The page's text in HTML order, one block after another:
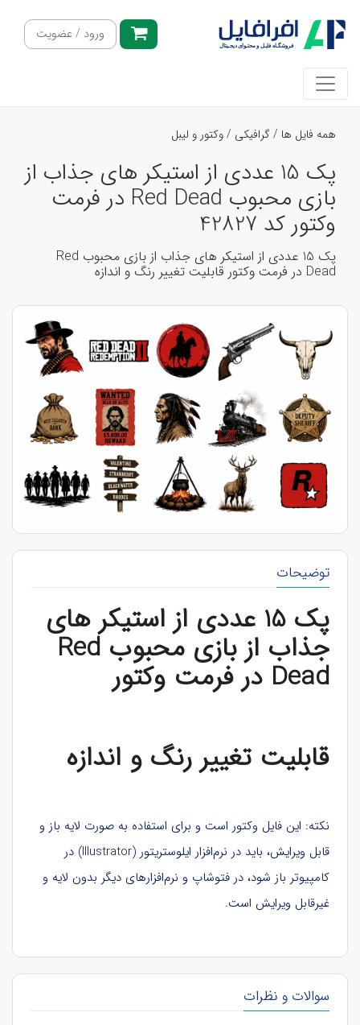
ورود / عضویت
همه فایل ها /گرافیکی /وکتور و لیبل
پک 15 عددی از استیکر های جذاب از
بازی محبوب Red Dead در فرمت
وکتور کد 42827
پک 15 عددی از استیکر های جذاب از بازی محبوب Red
Dead در فرمت وکتور قابلیت تغییر رنگ و اندازه
توضیحات
پک 15 عددی از استیکر های
جذاب از بازی محبوب Red
Dead در فرمت وکتور
قابلیت تغییر رنگ و اندازه
نکته: این فایل وکتور است و برای استفاده به صورت لایه باز و
قابل ویرایش، باید در نرم‌افزار ایلوستریتور (Illustrator) در
کامپیوتر باز شود، در فتوشاپ و نرم‌افزارهای دیگر بدون لایه و
غیرقابل ویرایش است.
سوالات و نظرات